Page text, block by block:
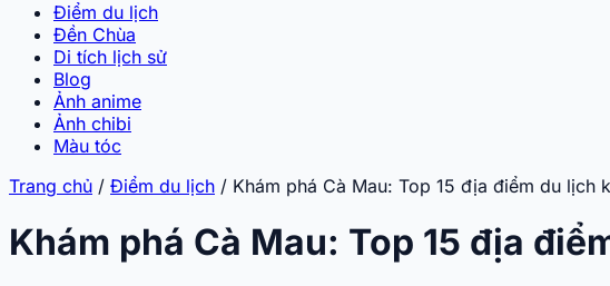
Điểm du lịch
Đền Chùa
Di tích lịch sử
Blog
Ảnh anime
Ảnh chibi
Màu tóc
Trang chủ / Điểm du lịch / Khám phá Cà Mau: Top 15 địa điểm du lịch
Khám phá Cà Mau: Top 15 địa